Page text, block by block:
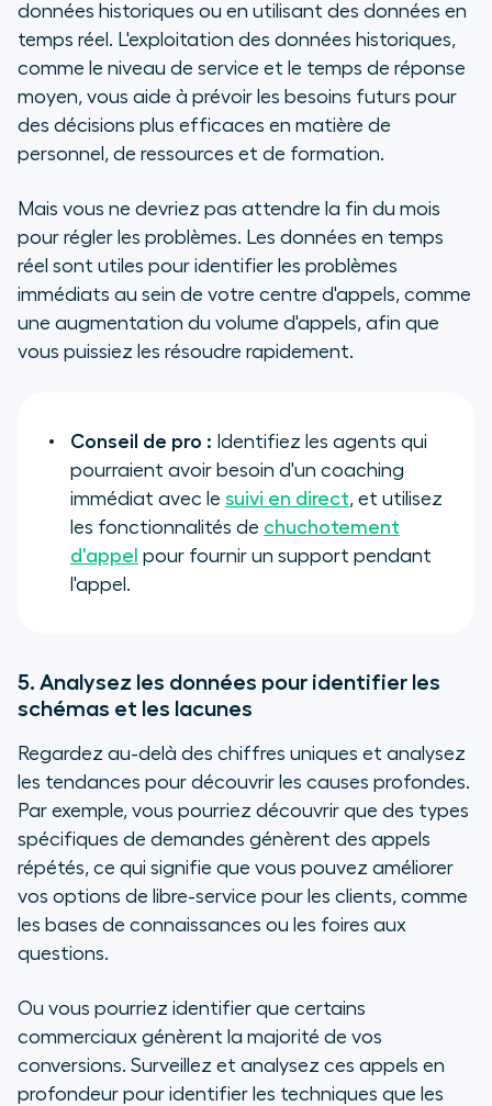
données historiques ou en utilisant des données en
temps réel. L'exploitation des données historiques,
comme le niveau de service et le temps de réponse
moyen, vous aide à prévoir les besoins futurs pour
des décisions plus efficaces en matière de
personnel, de ressources et de formation.
Mais vous ne devriez pas attendre la fin du mois
pour régler les problèmes. Les données en temps
réel sont utiles pour identifier les problèmes
immédiats au sein de votre centre d'appels, comme
une augmentation du volume d'appels, afin que
vous puissiez les résoudre rapidement.
Conseil de pro : Identifiez les agents qui
pourraient avoir besoin d'un coaching
immédiat avec le suivi en direct, et utilisez
les fonctionnalités de chuchotement
d'appel pour fournir un support pendant
l'appel.
5. Analysez les données pour identifier les
schémas et les lacunes
Regardez au-delà des chiffres uniques et analysez
les tendances pour découvrir les causes profondes.
Par exemple, vous pourriez découvrir que des types
spécifiques de demandes génèrent des appels
répétés, ce qui signifie que vous pouvez améliorer
vos options de libre-service pour les clients, comme
les bases de connaissances ou les foires aux
questions.
Ou vous pourriez identifier que certains
commerciaux génèrent la majorité de vos
conversions. Surveillez et analysez ces appels en
profondeur pour identifier les techniques que les